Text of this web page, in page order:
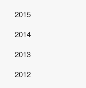
2015
2014
2013
2012